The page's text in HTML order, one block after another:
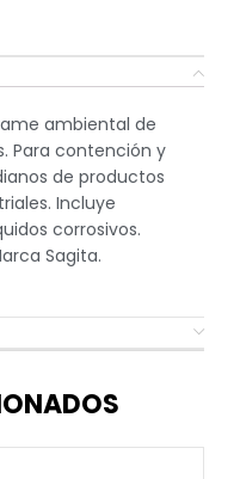
ambiental de
Para contención y
de productos
Incluye
corrosivos.
Sagita.